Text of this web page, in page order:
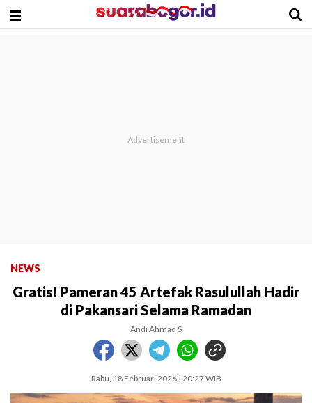
NEWS
Gratis! Pameran 45 Artefak Rasulullah Hadir
di Pakansari Selama Ramadan
Andi Ahmad S
Rabu, 18 Februari 2026 | 20:27 WIB